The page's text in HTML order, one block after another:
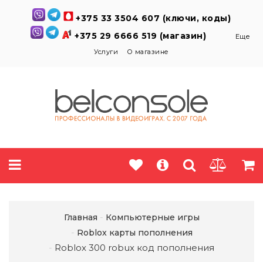
+375 33 3504 607 (ключи, коды)
+375 29 6666 519 (магазин)
Еще
Услуги
О магазине
Главная
Компьютерные игры
Roblox карты пополнения
Roblox 300 robux код пополнения